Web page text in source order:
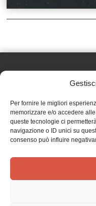
Per fornire le migliori
memorizzare e/o accedere
queste tecnologie ci
navigazione o ID unici su
consenso può influire
Effatà Editrice di
C.F. e P.IVA
Via Tre Denti, 1 -
Telefono: (+39) 0121